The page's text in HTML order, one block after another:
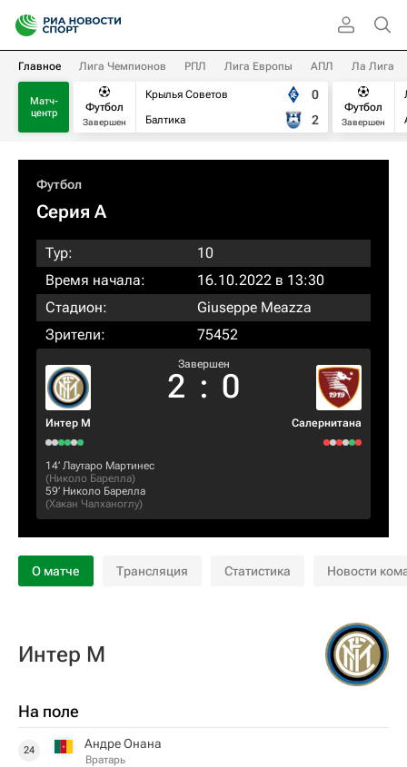
Главное Лига Чемпионов РПЛ Лига Европы АПЛ Ла Лига
Матч-
центр
Футбол
Завершен
Крылья Советов
Балтика
0
2
Футбол
Завершен
Футбол
Серия А
Тур:
10
Время начала:
16.10.2022 в 13:30
Стадион:
Giuseppe Meazza
Зрители:
75452
Интер М
Завершен
2 : 0
Салернитана
14‎’‎ Лаутаро Мартинес
(Николо Барелла)
59‎’‎ Николо Барелла
(Хакан Чалханоглу)
О матче Трансляция Статистика Новости
Интер М
На поле
24 Андре Онана
Вратарь